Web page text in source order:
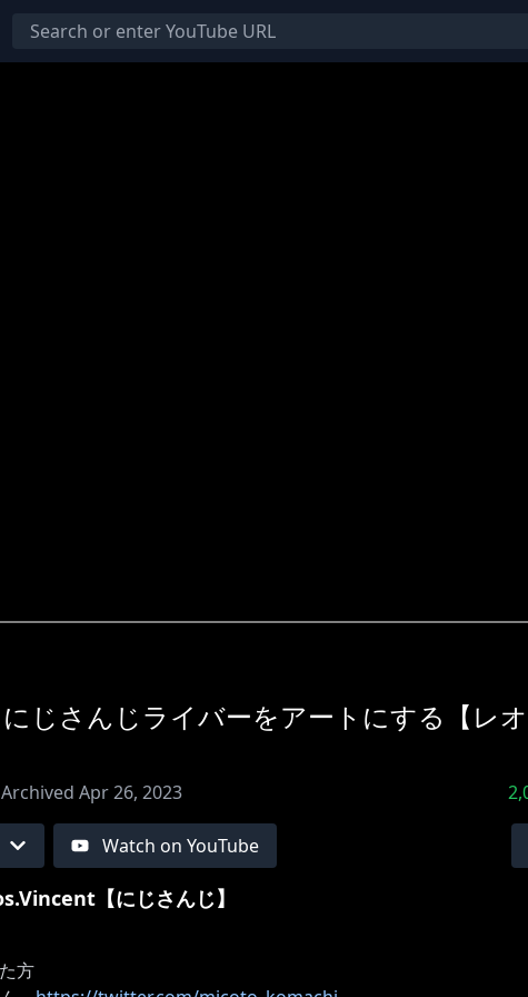
にじさんじライバーをアートにする【レ
Archived Apr 26, 2023
Watch on YouTube
【にじさんじ】
方